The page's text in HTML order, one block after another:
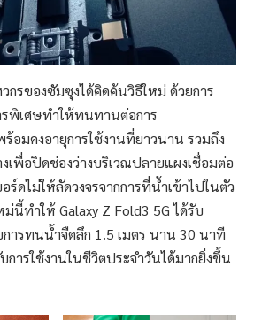
กรของซัมซุงได้คิดค้นวิธีใหม่ ด้วยการ
รพิเศษทำให้ทนทานต่อการ
อมคงอายุการใช้งานที่ยาวนาน รวมถึง
เพื่อปิดช่องว่างบริเวณปลายแผงเชื่อมต่อ
ร์ดไม่ให้ลัดวงจรจากการที่น้ำเข้าไปในตัว
ม่นี้ทำให้ Galaxy Z Fold3 5G ได้รับ
การทนน้ำจืดลึก 1.5 เมตร นาน 30 นาที
การใช้งานในชีวิตประจำวันได้มากยิ่งขึ้น